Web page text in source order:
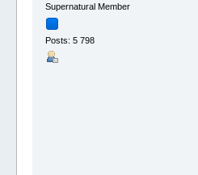
Supernatural Member
Posts: 5 798